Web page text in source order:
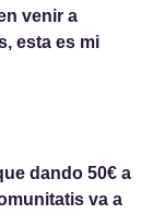
venir a
esta es mi
dando 50€ a
va a